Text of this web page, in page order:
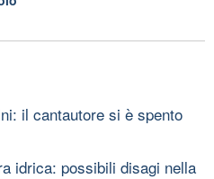
il cantautore si è spento
idrica: possibili disagi nella